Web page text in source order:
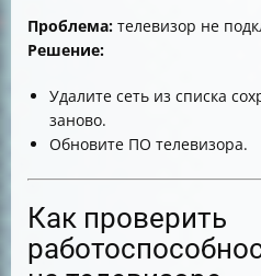
Проблема: телевизор не
Решение:
Удалите сеть из списка
заново.
Обновите ПО телевизора.
Как проверить